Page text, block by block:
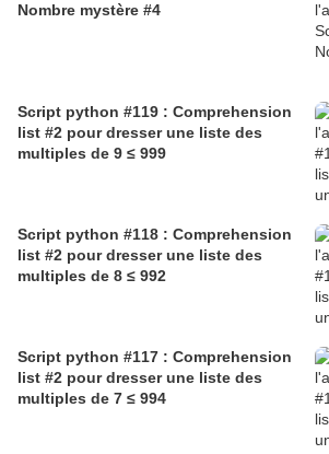
Nombre mystère #4
Script python #119 : Comprehension
list #2 pour dresser une liste des
multiples de 9 ≤ 999
Script python #118 : Comprehension
list #2 pour dresser une liste des
multiples de 8 ≤ 992
Script python #117 : Comprehension
list #2 pour dresser une liste des
multiples de 7 ≤ 994